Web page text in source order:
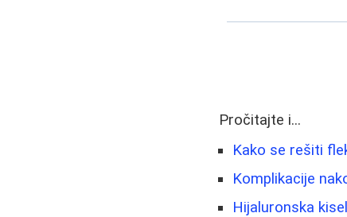
Pročitajte i...
Kako se rešiti
Komplikacije
Hijaluronska